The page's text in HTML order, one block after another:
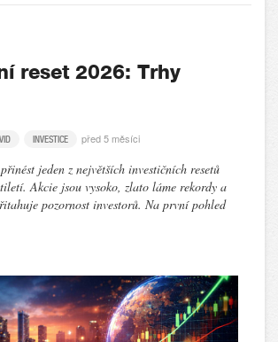
reset 2026: Trhy
INVESTICE před 5 měsíci
jeden z největších investičních resetů
Akcie jsou vysoko, zlato láme rekordy a
pozornost investorů. Na první pohled